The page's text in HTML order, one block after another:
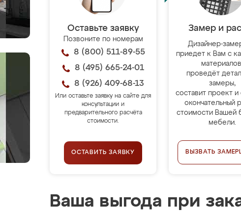
Оставьте заявку
Позвоните по номерам
8 (800) 511-89-55
8 (495) 665-24-01
8 (926) 409-68-13
Или оставьте заявку на сайте для
консультации и
предварительного расчёта
стоимости.
ОСТАВИТЬ ЗАЯВКУ
Замер и
Дизайнер-
приедет к Вам с
проведёт
замеры,
составит проект и
окончательный
стоимости Вашей
мебели.
ВЫЗВАТЬ
Ваша выгода при